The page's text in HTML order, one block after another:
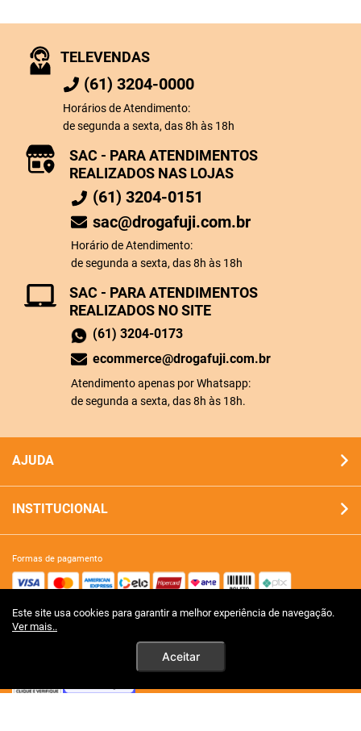
Este site usa cookies para garantir a melhor experiência de navegação.
Ver mais..
Aceitar
TELEVENDAS
(61) 3204-0000
Horários de Atendimento:
de segunda a sexta, das 8h às 18h
SAC - PARA ATENDIMENTOS
REALIZADOS NO SITE
(61) 3204-0173
ecommerce@drogafuji.com.br
Atendimento apenas por Whatsapp:
de segunda a sexta, das 8h às 18h.
SAC - PARA ATENDIMENTOS
REALIZADOS NAS LOJAS
(61) 3204-0151
sac@drogafuji.com.br
Horário de Atendimento:
de segunda a sexta, das 8h às 18h
AJUDA
INSTITUCIONAL
formas de pagamento
site 100% seguro